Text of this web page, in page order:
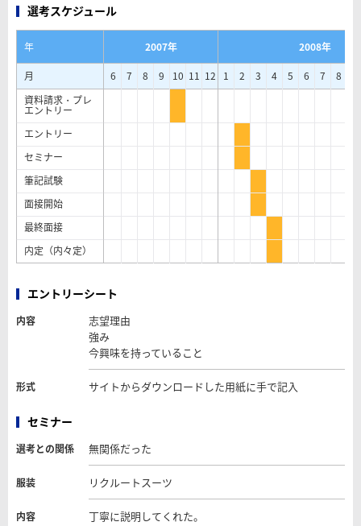
選考スケジュール
年 2007年
2008年
月
6 7 8 9 10 11 12 1 2 3 4 5 6 7 8
資料請求・プレ
エントリー
エントリー
セミナー
筆記試験
面接開始
最終面接
内定（内々定）
エントリーシート
内容
志望理由
強み
今興味を持っていること
形式 サイトからダウンロードした用紙に手で記入
セミナー
選考との関係 無関係だった
服装 リクルートスーツ
内容 丁寧に説明してくれた。